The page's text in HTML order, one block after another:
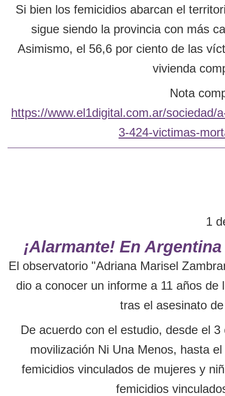
Si bien los femicidios abarcan el
sigue siendo la provincia con más
Asimismo, el 56,6 por ciento de las
vivienda
Nota
https://www.el1digital.com.ar/sociedad/
3-424-victimas-
1
¡Alarmante! En
El observatorio "Adriana Marisel
dio a conocer un informe a 11 años
tras el asesinato
De acuerdo con el estudio, desde el
movilización Ni Una Menos, hasta
femicidios vinculados de mujeres y
femicidios